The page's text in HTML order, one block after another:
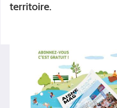
territoire.